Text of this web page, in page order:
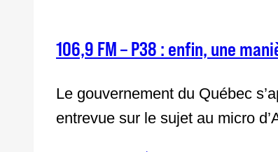
du
cellulaire
personnel:
avantage
106,9 FM – P38 : enfin, une
Le gouvernement du Québec
entrevue sur le sujet au micro